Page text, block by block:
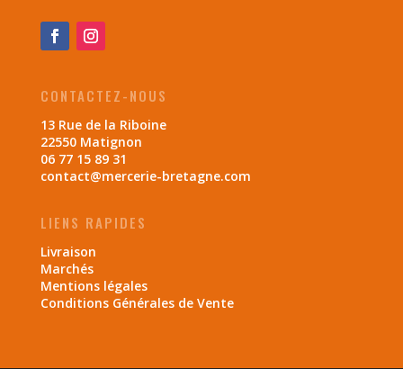
CONTACTEZ-NOUS
13 Rue de la Riboine
22550 Matignon
06 77 15 89 31
contact@mercerie-bretagne.com
LIENS RAPIDES
Livraison
Marchés
Mentions légales
Conditions Générales de Vente